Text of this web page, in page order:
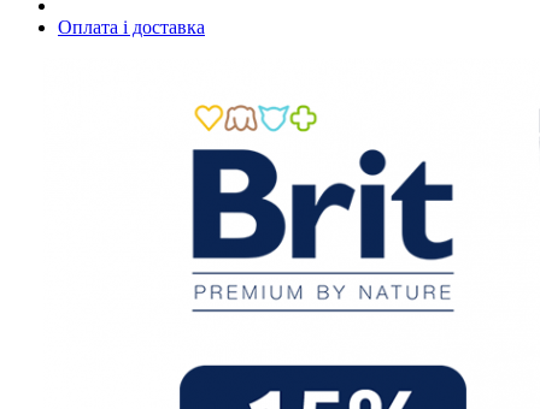
Оплата і доставка